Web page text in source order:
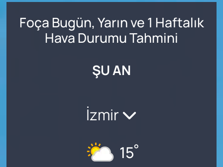
Foça Bugün, Yarın ve 1 Haftalık
Hava Durumu Tahmini
ŞU AN
İzmir
15°
Süper Lig Puan Durumu ve Fikstür
Son Dakika Haberleri